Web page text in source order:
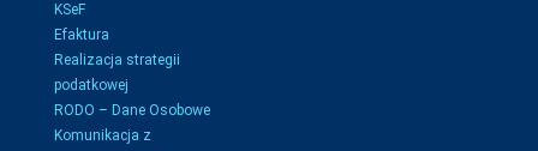
KSeF
Efaktura
Realizacja strategii
podatkowej
RODO – Dane Osobowe
Komunikacja z